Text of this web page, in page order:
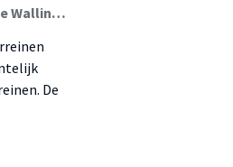
Kjell-Erik Bugge; Tom Vleerbos; André Bus; Johan Kabout (Lid Lectoraat); Jeike Wallinga (Lector)
De